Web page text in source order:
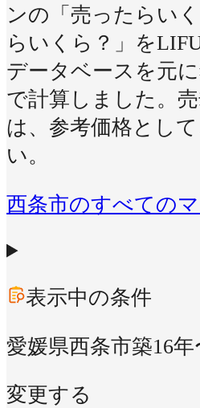
ンの「売ったらい
らいくら？」を
データベースを元
で計算しました。
は、参考価格とし
い。
西条市のすべての
表示中の条件
愛媛県西条市築16
変更する